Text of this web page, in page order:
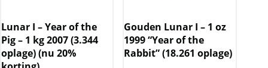
Lunar I – Year of the
Pig – 1 kg 2007 (3.344
oplage) (nu 20%
Gouden Lunar I – 1 oz
1999 “Year of the
Rabbit” (18.261 oplage)